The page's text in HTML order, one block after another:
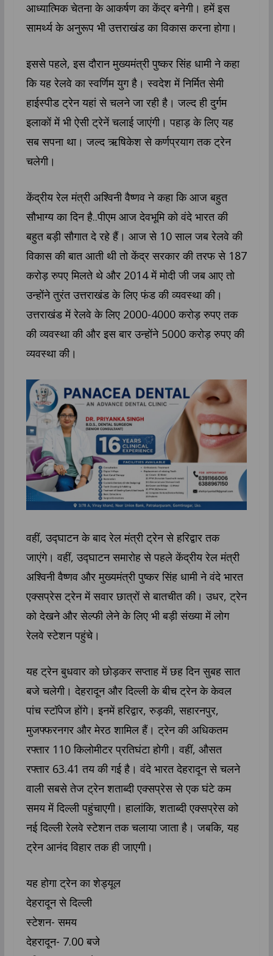
आध्यात्मिक चेतना के आकर्षण का केंद्र बनेगी। हमें इस
सामर्थ्य के अनुरूप भी उत्तराखंड का विकास करना होगा।
इससे पहले, इस दौरान मुख्यमंत्री पुष्कर सिंह धामी ने कहा
कि यह रेलवे का स्वर्णिम युग है। स्वदेश में निर्मित सेमी
हाईस्पीड ट्रेन यहां से चलने जा रही है। जल्द ही दुर्गम
इलाकों में भी ऐसी ट्रेनें चलाई जाएंगी। पहाड़ के लिए यह
सब सपना था। जल्द ऋषिकेश से कर्णप्रयाग तक ट्रेन
चलेगी।
केंद्रीय रेल मंत्री अश्विनी वैष्णव ने कहा कि आज बहुत
सौभाग्य का दिन है..पीएम आज देवभूमि को वंदे भारत की
बहुत बड़ी सौगात दे रहे हैं। आज से 10 साल जब रेलवे की
विकास की बात आती थी तो केंद्र सरकार की तरफ से 187
करोड़ रुपए मिलते थे और 2014 में मोदी जी जब आए तो
उन्होंने तुरंत उत्तराखंड के लिए फंड की व्यवस्था की।
उत्तराखंड में रेलवे के लिए 2000-4000 करोड़ रुपए तक
की व्यवस्था की और इस बार उन्होंने 5000 करोड़ रुपए की
व्यवस्था की।
वहीं, उद्घाटन के बाद रेल मंत्री ट्रेन से हरिद्वार तक
जाएंगे। वहीं, उद्घाटन समारोह से पहले केंद्रीय रेल मंत्री
अश्विनी वैष्णव और मुख्यमंत्री पुष्कर सिंह धामी ने वंदे भारत
एक्सप्रेस ट्रेन में सवार छात्रों से बातचीत की। उधर, ट्रेन
को देखने और सेल्फी लेने के लिए भी बड़ी संख्या में लोग
रेलवे स्टेशन पहुंचे।
यह ट्रेन बुधवार को छोड़कर सप्ताह में छह दिन सुबह सात
बजे चलेगी। देहरादून और दिल्ली के बीच ट्रेन के केवल
पांच स्टॉपेज होंगे। इनमें हरिद्वार, रुड़की, सहारनपुर,
मुजफ्फरनगर और मेरठ शामिल हैं। ट्रेन की अधिकतम
रफ्तार 110 किलोमीटर प्रतिघंटा होगी। वहीं, औसत
रफ्तार 63.41 तय की गई है। वंदे भारत देहरादून से चलने
वाली सबसे तेज ट्रेन शताब्दी एक्सप्रेस से एक घंटे कम
समय में दिल्ली पहुंचाएगी। हालांकि, शताब्दी एक्सप्रेस को
नई दिल्ली रेलवे स्टेशन तक चलाया जाता है। जबकि, यह
ट्रेन आनंद विहार तक ही जाएगी।
यह होगा ट्रेन का शेड्यूल
देहरादून से दिल्ली
स्टेशन- समय
देहरादून- 7.00 बजे